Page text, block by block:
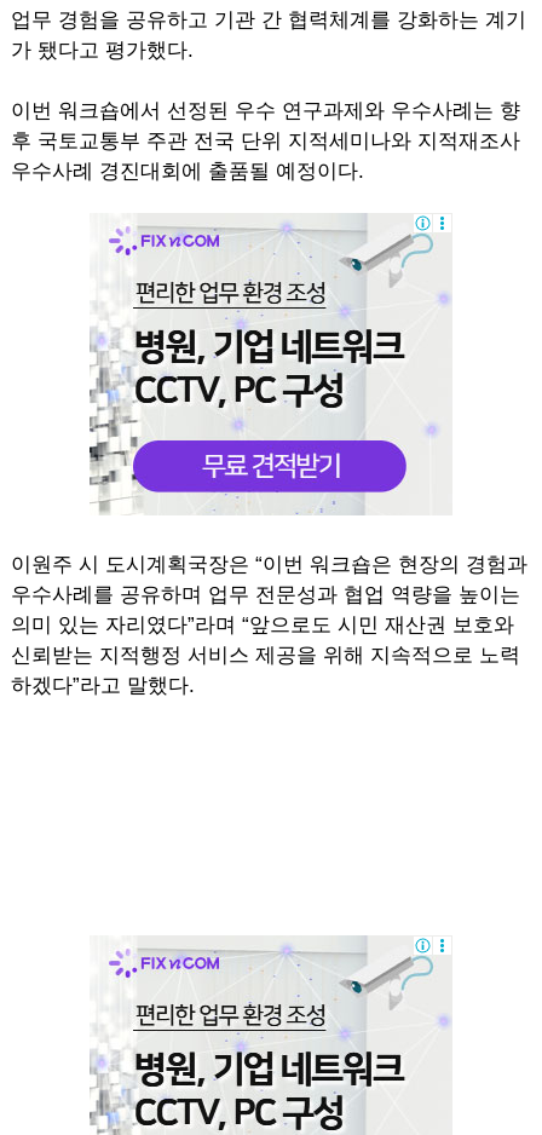
업무 경험을 공유하고 기관 간 협력체계를 강화하는 계기
가 됐다고 평가했다.
이번 워크숍에서 선정된 우수 연구과제와 우수사례는 향
후 국토교통부 주관 전국 단위 지적세미나와 지적재조사
우수사례 경진대회에 출품될 예정이다.
이원주 시 도시계획국장은 “이번 워크숍은 현장의 경험과
우수사례를 공유하며 업무 전문성과 협업 역량을 높이는
의미 있는 자리였다”라며 “앞으로도 시민 재산권 보호와
신뢰받는 지적행정 서비스 제공을 위해 지속적으로 노력
하겠다”라고 말했다.